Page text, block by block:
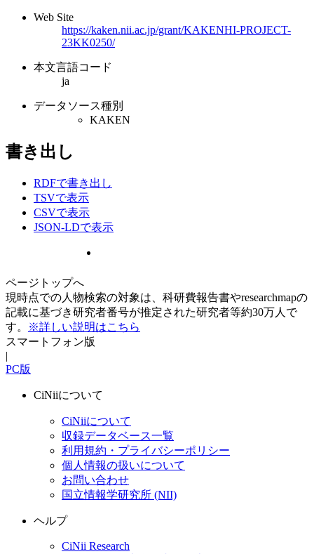
Web Site
https://kaken.nii.ac.jp/grant/KAKENHI-PROJECT-
23KK0250/
本文言語コード
ja
データソース種別
KAKEN
書き出し
RDFで書き出し
TSVで表示
CSVで表示
JSON-LDで表示
ページトップへ
現時点での人物検索の対象は、科研費報告書やresearchmapの
記載に基づき研究者番号が推定された研究者等約30万人で
す。
※詳しい説明はこちら
スマートフォン版
|
PC版
CiNiiについて
CiNiiについて
収録データベース一覧
利用規約・プライバシーポリシー
個人情報の扱いについて
お問い合わせ
国立情報学研究所 (NII)
ヘルプ
CiNii Research